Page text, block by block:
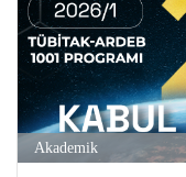
Akademik